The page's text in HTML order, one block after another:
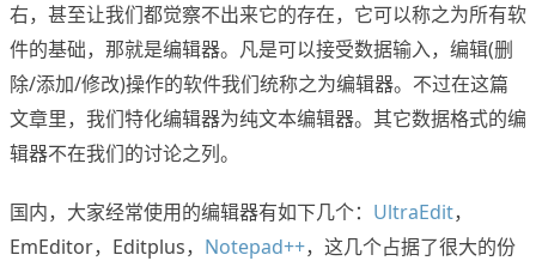
右，甚至让我们都觉察不出来它的存在，它可以称之为所有软
件的基础，那就是编辑器。凡是可以接受数据输入，编辑(删
除/添加/修改)操作的软件我们统称之为编辑器。不过在这篇
文章里，我们特化编辑器为纯文本编辑器。其它数据格式的编
辑器不在我们的讨论之列。
国内，大家经常使用的编辑器有如下几个： UltraEdit，
EmEditor，Editplus， Notepad++，这几个占据了很大的份